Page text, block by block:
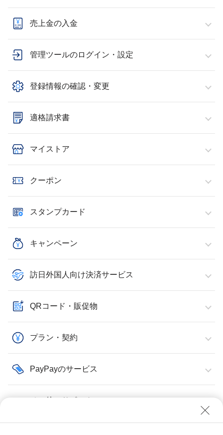
売上金の入金
管理ツールのログイン・設定
登録情報の確認・変更
適格請求書
マイストア
クーポン
スタンプカード
キャンペーン
訪日外国人向け決済サービス
QRコード・販促物
プラン・契約
PayPayのサービス
その他・サポート